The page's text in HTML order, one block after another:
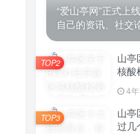
“爱山亭网”正式上
自己的资讯、社交
山亭
核酸
4
TOP2
山亭
过几
TOP3
微信登录